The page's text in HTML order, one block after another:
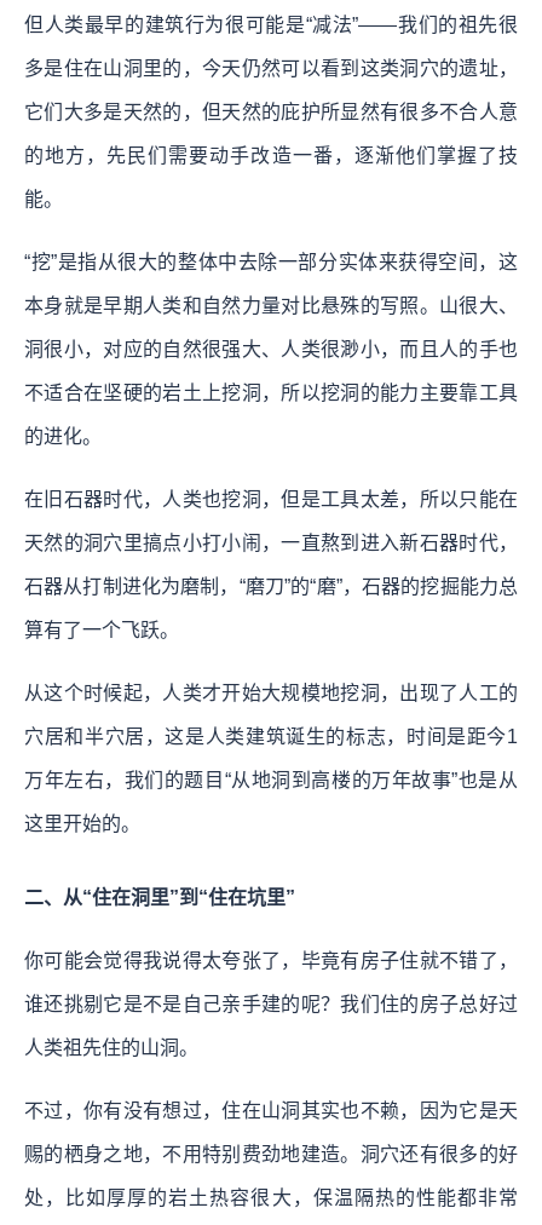
但人类最早的建筑行为很可能是“减法”——我们的祖先很
多是住在山洞里的，今天仍然可以看到这类洞穴的遗址，
它们大多是天然的，但天然的庇护所显然有很多不合人意
的地方，先民们需要动手改造一番，逐渐他们掌握了技
能。
“挖”是指从很大的整体中去除一部分实体来获得空间，这
本身就是早期人类和自然力量对比悬殊的写照。山很大、
洞很小，对应的自然很强大、人类很渺小，而且人的手也
不适合在坚硬的岩土上挖洞，所以挖洞的能力主要靠工具
的进化。
在旧石器时代，人类也挖洞，但是工具太差，所以只能在
天然的洞穴里搞点小打小闹，一直熬到进入新石器时代，
石器从打制进化为磨制，“磨刀”的“磨”，石器的挖掘能力总
算有了一个飞跃。
从这个时候起，人类才开始大规模地挖洞，出现了人工的
穴居和半穴居，这是人类建筑诞生的标志，时间是距今1
万年左右，我们的题目“从地洞到高楼的万年故事”也是从
这里开始的。
二、从“住在洞里”到“住在坑里”
你可能会觉得我说得太夸张了，毕竟有房子住就不错了，
谁还挑剔它是不是自己亲手建的呢？我们住的房子总好过
人类祖先住的山洞。
不过，你有没有想过，住在山洞其实也不赖，因为它是天
赐的栖身之地，不用特别费劲地建造。洞穴还有很多的好
处，比如厚厚的岩土热容很大，保温隔热的性能都非常